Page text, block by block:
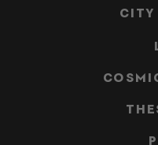
CITY